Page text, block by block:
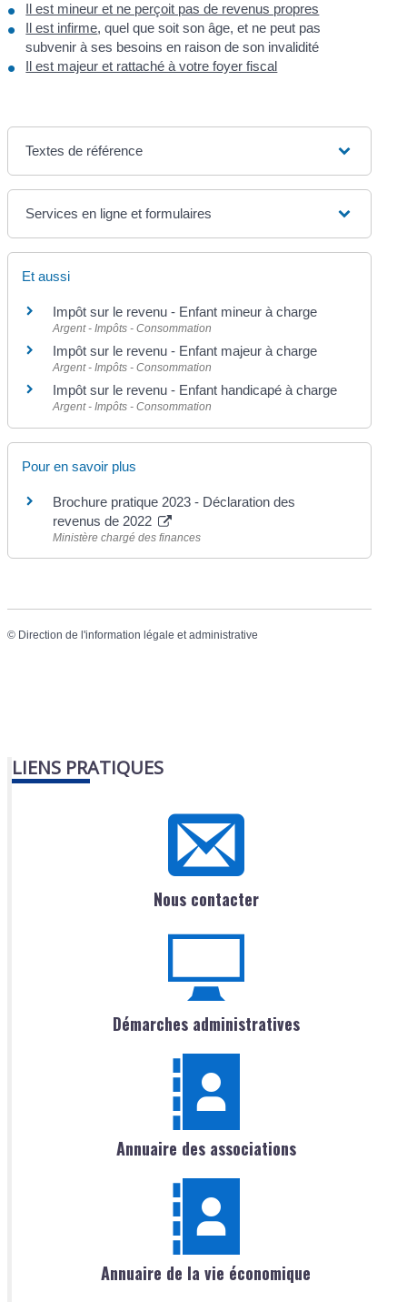
Il est mineur et ne perçoit pas de revenus propres
Il est infirme, quel que soit son âge, et ne peut pas
subvenir à ses besoins en raison de son invalidité
Il est majeur et rattaché à votre foyer fiscal
Textes de référence
Services en ligne et formulaires
Et aussi
Impôt sur le revenu - Enfant mineur à charge
Argent - Impôts - Consommation
Impôt sur le revenu - Enfant majeur à charge
Argent - Impôts - Consommation
Impôt sur le revenu - Enfant handicapé à charge
Argent - Impôts - Consommation
Pour en savoir plus
Brochure pratique 2023 - Déclaration des
revenus de 2022
Ministère chargé des finances
© Direction de l'information légale et administrative
LIENS PRATIQUES
Nous contacter
Démarches administratives
Annuaire des associations
Annuaire de la vie économique